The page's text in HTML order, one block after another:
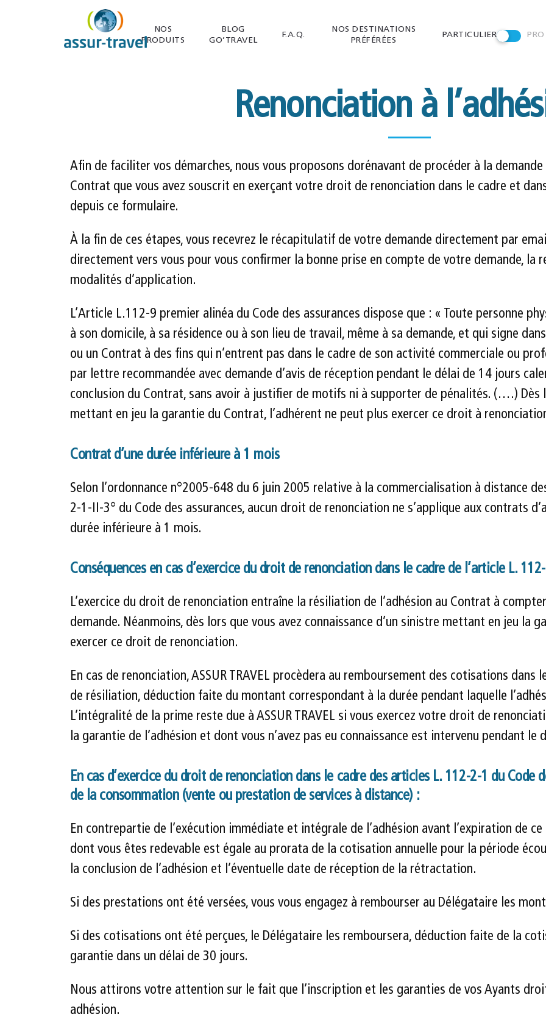
NOS
PRODUITS
BLOG
GO’TRAVEL
F.A.Q.
NOS DESTINATIONS
PRÉFÉRÉES
PARTICULIER PRO
Renonciation à
Afin de faciliter vos démarches, nous vous proposons dorénavant de procéder à la
Contrat que vous avez souscrit en exerçant votre droit de renonciation dans le cadre et
depuis ce formulaire.
À la fin de ces étapes, vous recevrez le récapitulatif de votre demande directement par
directement vers vous pour vous confirmer la bonne prise en compte de votre demande, la
modalités d’application.
L’Article L.112-9 premier alinéa du Code des assurances dispose que : « Toute personne
à son domicile, à sa résidence ou à son lieu de travail, même à sa demande, et qui signe
ou un Contrat à des fins qui n’entrent pas dans le cadre de son activité commerciale ou
par lettre recommandée avec demande d’avis de réception pendant le délai de 14 jours
conclusion du Contrat, sans avoir à justifier de motifs ni à supporter de pénalités. (….) Dès
mettant en jeu la garantie du Contrat, l’adhérent ne peut plus exercer ce droit à
Contrat d’une durée inférieure à 1 mois
Selon l’ordonnance n°2005-648 du 6 juin 2005 relative à la commercialisation à distance
2-1-II-3° du Code des assurances, aucun droit de renonciation ne s’applique aux contrats
durée inférieure à 1 mois.
Conséquences en cas d’exercice du droit de renonciation dans le cadre de l’article L.
L’exercice du droit de renonciation entraîne la résiliation de l’adhésion au Contrat à
demande. Néanmoins, dès lors que vous avez connaissance d’un sinistre mettant en jeu la
exercer ce droit de renonciation.
En cas de renonciation, ASSUR TRAVEL procèdera au remboursement des cotisations
de résiliation, déduction faite du montant correspondant à la durée pendant laquelle
L’intégralité de la prime reste due à ASSUR TRAVEL si vous exercez votre droit de
la garantie de l’adhésion et dont vous n’avez pas eu connaissance est intervenu pendant le
En cas d’exercice du droit de renonciation dans le cadre des articles L. 112-2-1 du Code
de la consommation (vente ou prestation de services à distance) :
En contrepartie de l’exécution immédiate et intégrale de l’adhésion avant l’expiration de
dont vous êtes redevable est égale au prorata de la cotisation annuelle pour la période
la conclusion de l’adhésion et l’éventuelle date de réception de la rétractation.
Si des prestations ont été versées, vous vous engagez à rembourser au Délégataire les
Si des cotisations ont été perçues, le Délégataire les remboursera, déduction faite de la
garantie dans un délai de 30 jours.
Nous attirons votre attention sur le fait que l’inscription et les garanties de vos Ayants
adhésion.